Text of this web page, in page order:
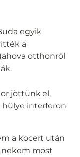
egyik
a
otthonról
jöttünk el,
hülye interferon
a kocert után
nekem most